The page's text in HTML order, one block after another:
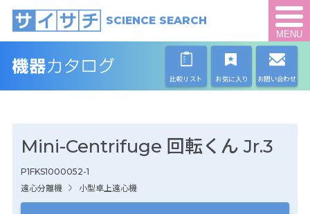
SCIENCE SEARCH
MENU
比較リスト お気に入り お問い合わせ
Mini-Centrifuge 回転くん Jr.3
P1FKS1000052-1
遠心分離機
小型卓上遠心機